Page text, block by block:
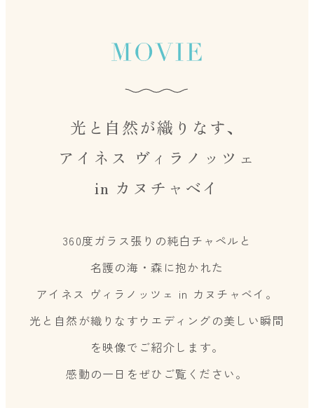
光と自然が織りなす、
アイネス ヴィラノッツェ
in カヌチャベイ
360度ガラス張りの純白チャペルと
名護の海・森に抱かれた
アイネス ヴィラノッツェ in カヌチャベイ。
光と自然が織りなすウエディングの美しい瞬間
を映像でご紹介します。
感動の一日をぜひご覧ください。